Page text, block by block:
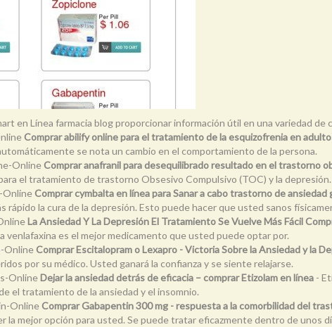
en Línea farmacia blog proporcionar información útil en una variedad de
Comprar abilify online para el tratamiento de la esquizofrenia en
se nota un cambio en el comportamiento de la persona.
OnlineComprar anafranil para desequilibrado resultado en el trastorno
el tratamiento de trastorno Obsesivo Compulsivo (TOC) y la depresión.
OnlineComprar cymbalta en línea para Sanar a cabo trastorno de ansiedad
la cura de la depresión. Esto puede hacer que usted sanos
La Ansiedad Y La Depresión El Tratamiento Se Vuelve Más Fácil
venlafaxina es el mejor medicamento que usted puede optar por.
OnlineComprar Escitalopram o Lexapro - Victoria Sobre la Ansiedad y la
por su médico. Usted ganará la confianza y se siente relajarse.
OnlineDejar la ansiedad detrás de eficacia – comprar Etizolam en línea -
el tratamiento de la ansiedad y el insomnio.
OnlineComprar Gabapentin 300 mg - respuesta a la comorbilidad del
la mejor opción para usted. Se puede tratar eficazmente dentro de unos